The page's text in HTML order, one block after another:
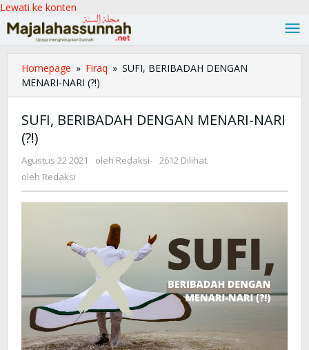
Lewati ke konten
Homepage » Firaq » SUFI, BERIBADAH DENGAN
MENARI-NARI (?!)
SUFI, BERIBADAH DENGAN MENARI-NARI
(?!)
Agustus 22 2021 oleh Redaksi- 2612 Dilihat
oleh Redaksi